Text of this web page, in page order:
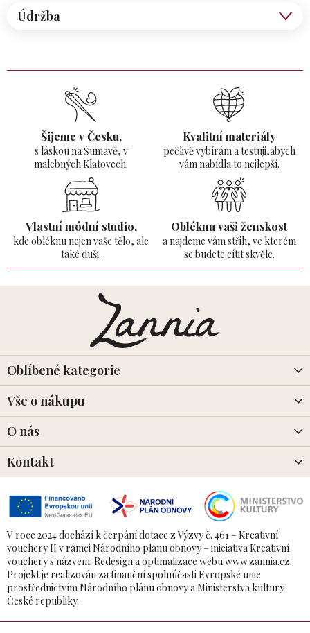
Údržba
Šijeme v Česku,
s láskou na Šumavě, v
malebných Klatovech.
Kvalitní materiály
pečlivě vybírám a testuji,abych
vám nabídla to nejlepší.
Vlastní módní studio,
kde obléknu nejen vaše tělo, ale
také duši.
Obléknu vaši ženskost
a najdeme vám střih, ve kterém
se budete cítit skvěle.
t
Oblíbené kategorie
Vše o nákupu
O nás
Kontakt
V roce 2024 dochází k čerpání dotace z Výzvy č. 461 – Kreativní
vouchery II v rámci Národního plánu obnovy – iniciativa Kreativní
vouchery s názvem: Redesign a optimalizace webu www.zannia.cz.
Projekt je realizován za finanční spoluúčasti Evropské unie
prostřednictvím Národního plánu obnovy a Ministerstva kultury
České republiky.